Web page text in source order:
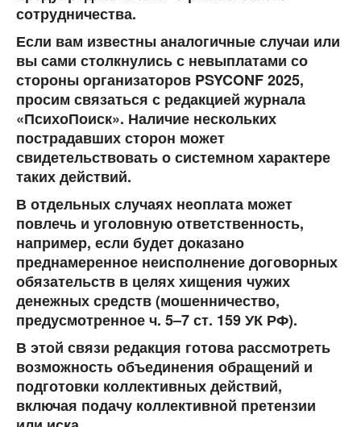
сотрудничества.
Если вам известны аналогичные случаи или
вы сами столкнулись с невыплатами со
стороны организаторов PSYCONF 2025,
просим связаться с редакцией журнала
«ПсихоПоиск». Наличие нескольких
пострадавших сторон может
свидетельствовать о системном характере
таких действий.
В отдельных случаях неоплата может
повлечь и уголовную ответственность,
например, если будет доказано
преднамеренное неисполнение договорных
обязательств в целях хищения чужих
денежных средств (мошенничество,
предусмотренное ч. 5–7 ст. 159 УК РФ).
В этой связи редакция готова рассмотреть
возможность объединения обращений и
подготовки коллективных действий,
включая подачу коллективной претензии